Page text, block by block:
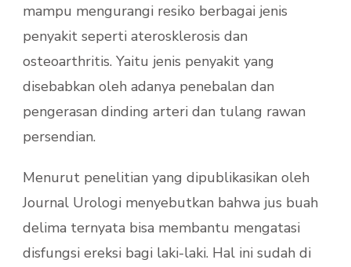
mampu mengurangi resiko berbagai jenis
penyakit seperti aterosklerosis dan
osteoarthritis. Yaitu jenis penyakit yang
disebabkan oleh adanya penebalan dan
pengerasan dinding arteri dan tulang rawan
persendian.
Menurut penelitian yang dipublikasikan oleh
Journal Urologi menyebutkan bahwa jus buah
delima ternyata bisa membantu mengatasi
disfungsi ereksi bagi laki-laki. Hal ini sudah di